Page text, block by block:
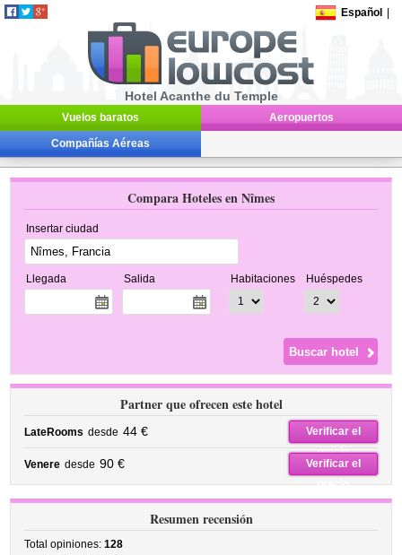
Español
Hotel Acanthe du Temple
Vuelos baratos Aeropuertos
Compañías Aéreas
Compara Hoteles en Nîmes
Insertar ciudad
Llegada Salida Habitaciones Huéspedes
Partner que ofrecen este hotel
LateRooms desde 44 €
Verificar el
precio
Venere desde 90 €
Verificar el
precio
Resumen recensión
Total opiniones:128